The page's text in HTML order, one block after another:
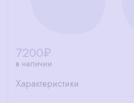
7200₽
в наличии
Характеристики